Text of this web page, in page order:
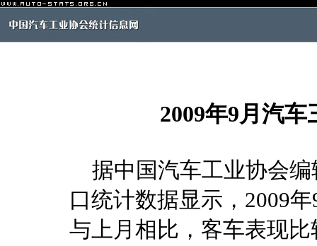
2009年9月汽
据中国汽车工业协会编
口统计数据显示，2009
与上月相比，客车表现